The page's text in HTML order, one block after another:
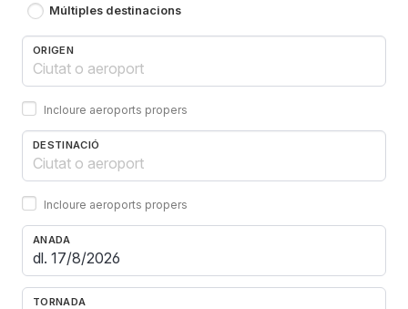
Múltiples destinacions
ORIGEN
Incloure aeroports propers
DESTINACIÓ
Incloure aeroports propers
ANADA
TORNADA